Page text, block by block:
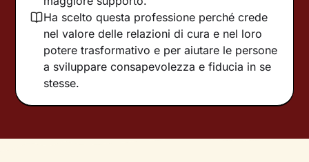
Ha scelto questa professione perché crede
nel valore delle relazioni di cura e nel loro
potere trasformativo e per aiutare le persone
a sviluppare consapevolezza e fiducia in se
stesse.